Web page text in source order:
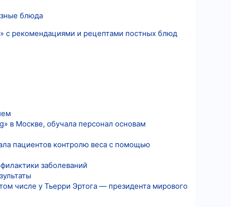
блюда
с рекомендациями и рецептами постных блюд
в Москве, обучала персонал основам
пациентов контролю веса с помощью
заболеваний
числе у Тьерри Эртога — президента мирового